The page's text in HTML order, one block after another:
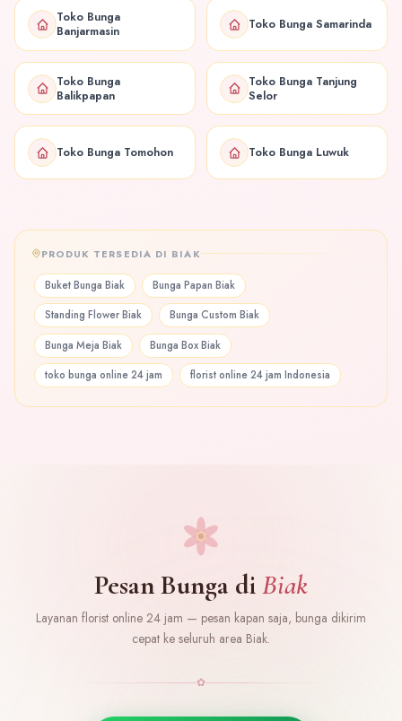
Toko Bunga
Banjarmasin
Toko Bunga Samarinda
Toko Bunga
Balikpapan
Toko Bunga Tanjung
Selor
Toko Bunga Tomohon Toko Bunga Luwuk
PRODUK TERSEDIA DI BIAK
Buket Bunga Biak Bunga Papan Biak
Standing Flower Biak Bunga Custom Biak
Bunga Meja Biak Bunga Box Biak
toko bunga online 24 jam florist online 24 jam Indonesia
Pesan Bunga diBiak
Layanan florist online 24 jam — pesan kapan saja, bunga dikirim
cepat ke seluruh area Biak.
✿